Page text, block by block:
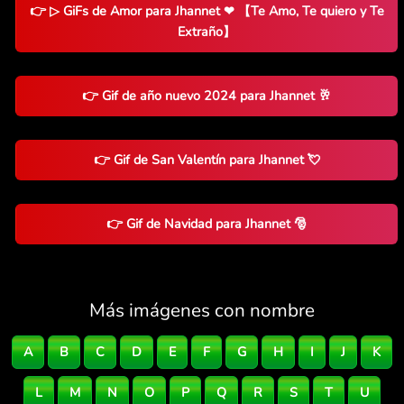
👉 ▷ GiFs de Amor para Jhannet ❤ 【Te Amo, Te quiero y Te
Extraño】
👉 Gif de año nuevo 2024 para Jhannet 🥂
👉 Gif de San Valentín para Jhannet 💘
👉 Gif de Navidad para Jhannet 🎅
Más imágenes con nombre
A B C D E F G H I J K
L M N O P Q R S T U